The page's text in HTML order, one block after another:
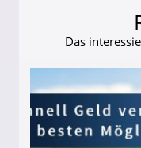
Das